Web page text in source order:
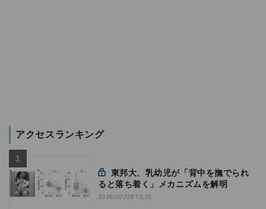
アクセスランキング
ると落ち着く」メカニズムを解明
2026/07/09 13:10